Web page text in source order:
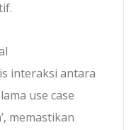
interaksi antara
use case
memastikan